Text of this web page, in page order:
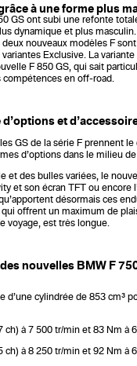
à une forme plus
GS ont subi une refonte
dynamique et plus
deux nouveaux modèles F
Exclusive. La
F 850 GS, qui sait
en off-road.
et
GS de la série F prennent le
d’options dans le milieu
et des bulles variées, le
et son écran TFT ou encore
désormais ces
offrent un maximum de
voyage, est très longue.
nouvelles BMW F
d’une cylindrée de 853 cm³
ch) à 7 500 tr/min et 83 Nm à
ch) à 8 250 tr/min et 92 Nm à